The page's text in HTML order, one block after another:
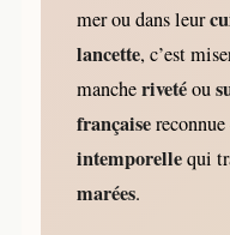
mer ou dans leur
lancette, c’est
mancherivetéou
française
intemporellequi
marées.